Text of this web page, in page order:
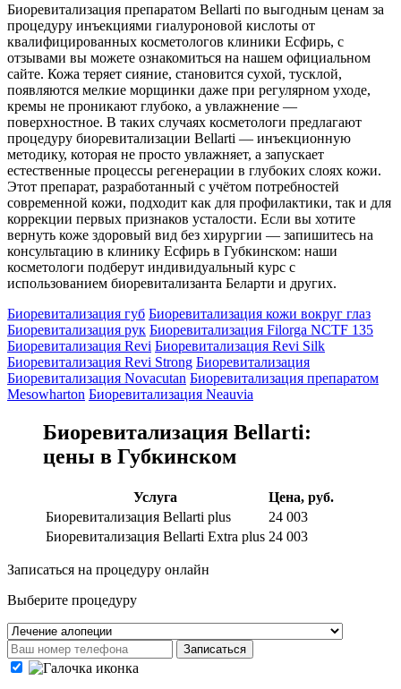
Биоревитализация препаратом Bellarti по выгодным ценам за
процедуру инъекциями гиалуроновой кислоты от
квалифицированных косметологов клиники Есфирь, с
отзывами вы можете ознакомиться на нашем официальном
сайте. Кожа теряет сияние, становится сухой, тусклой,
появляются мелкие морщинки даже при регулярном уходе,
кремы не проникают глубоко, а увлажнение —
поверхностное. В таких случаях косметологи предлагают
процедуру биоревитализации Bellarti — инъекционную
методику, которая не просто увлажняет, а запускает
естественные процессы регенерации в глубоких слоях кожи.
Этот препарат, разработанный с учётом потребностей
современной кожи, подходит как для профилактики, так и для
коррекции первых признаков усталости. Если вы хотите
вернуть коже здоровый вид без хирургии — запишитесь на
консультацию в клинику Есфирь в Губкинском: наши
косметологи подберут индивидуальный курс с
использованием биоревитализанта Беларти и других.
Биоревитализация губ Биоревитализация кожи вокруг глаз
Биоревитализация рук Биоревитализация Filorga NCTF 135
Биоревитализация Revi Биоревитализация Revi Silk
Биоревитализация Revi Strong Биоревитализация
Биоревитализация Novacutan Биоревитализация препаратом
Mesowharton Биоревитализация Neauvia
Биоревитализация Bellarti:
цены в Губкинском
Услуга
Цена, руб.
Биоревитализация Bellarti plus
24 003
Биоревитализация Bellarti Extra plus 24 003
Записаться на процедуру онлайн
Выберите процедуру
Записаться